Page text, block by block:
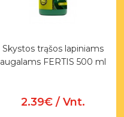
Skystos trąšos lapiniams
augalams FERTIS 500 ml
2.39€ / Vnt.